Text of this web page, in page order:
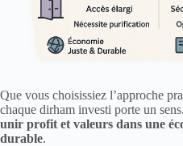
Que vous choisissiez l’approche
chaque dirham investi porte un
unir profit et valeurs dans une
durable.